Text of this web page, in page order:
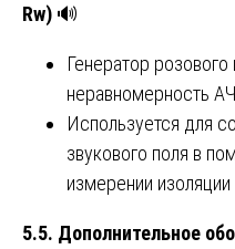
Rw) 🔊
Генератор
неравномерность
Используется для
звукового поля в
измерении
5.5. Дополнительное